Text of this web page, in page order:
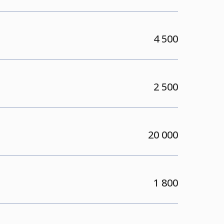
4 500
2 500
20 000
1 800